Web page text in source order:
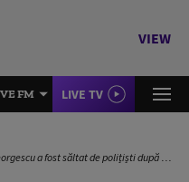
VIEW
FM LIVE TV
de polițiști după ce l-a ameninţat pe Ilie Bolojan, pe TikTok